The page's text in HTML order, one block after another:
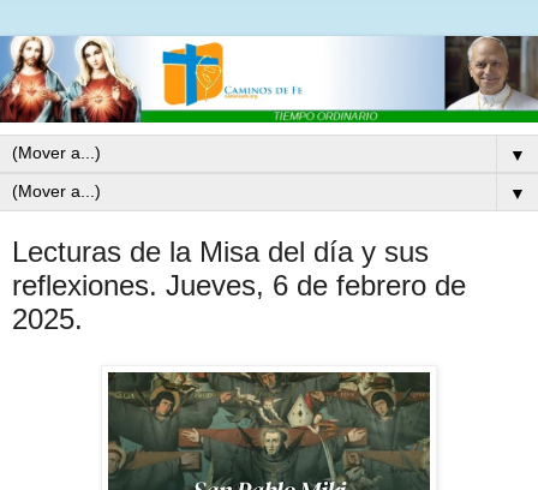
▼
▼
Lecturas de la Misa del día y sus
reflexiones. Jueves, 6 de febrero de
2025.